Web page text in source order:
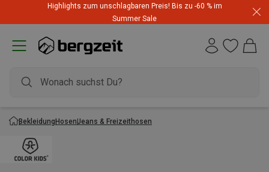
Highlights zum unschlagbaren Preis! Bis zu -60 % im
Summer Sale
BekleidungHosenJeans & Freizeithosen